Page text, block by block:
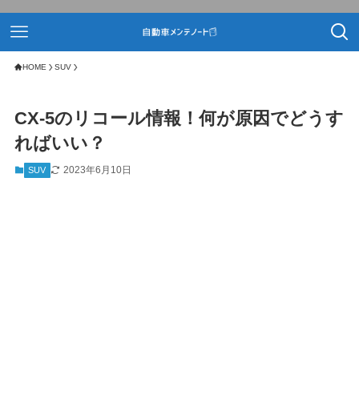
HOME SUV
CX-5のリコール情報！何が原因でどうす
ればいい？
SUV 2023年6月10日